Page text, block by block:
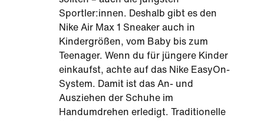
Sportler:innen. Deshalb gibt es den
Nike Air Max 1 Sneaker auch in
Kindergrößen, vom Baby bis zum
Teenager. Wenn du für jüngere Kinder
einkaufst, achte auf das Nike EasyOn-
System. Damit ist das An- und
Ausziehen der Schuhe im
Handumdrehen erledigt. Traditionelle